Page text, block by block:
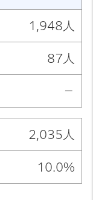
1,948人
87人
－
2,035人
10.0%